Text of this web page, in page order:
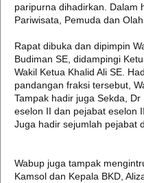
paripurna dihadirkan. Dalam
Pariwisata, Pemuda dan
Rapat dibuka dan dipimpin
Budiman SE, didampingi
Wakil Ketua Khalid Ali SE.
pandangan fraksi tersebut,
Tampak hadir juga Sekda,
eselon II dan pejabat eselon
Juga hadir sejumlah pejabat
Wabup juga tampak
Kamsol dan Kepala BKD,